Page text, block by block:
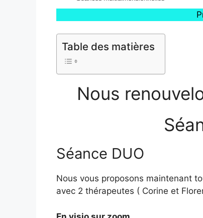
Table des matières
Nous
Séance DUO
Nous vous proposons maintenant
avec 2 thérapeutes ( Corine et